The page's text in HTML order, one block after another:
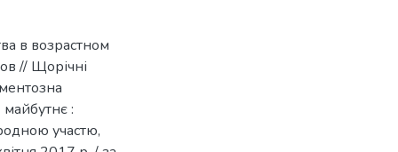
в возрастном
// Щорічні
:
участю,